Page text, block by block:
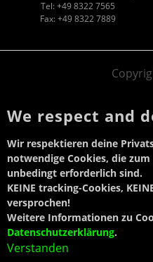
Tel: +49 8322 7565
Fax: +49 8322 7889
We respect and
Wir respektieren deine
notwendige Cookies, die zum
unbedingt erforderlich sind.
KEINE tracking-Cookies,
versprochen!
Weitere Informationen zu
Datenschutzerklärung.
Verstanden